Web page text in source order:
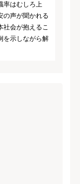
率はむしろ上
の声が聞かれる
会が抱えるこ
を示しながら解